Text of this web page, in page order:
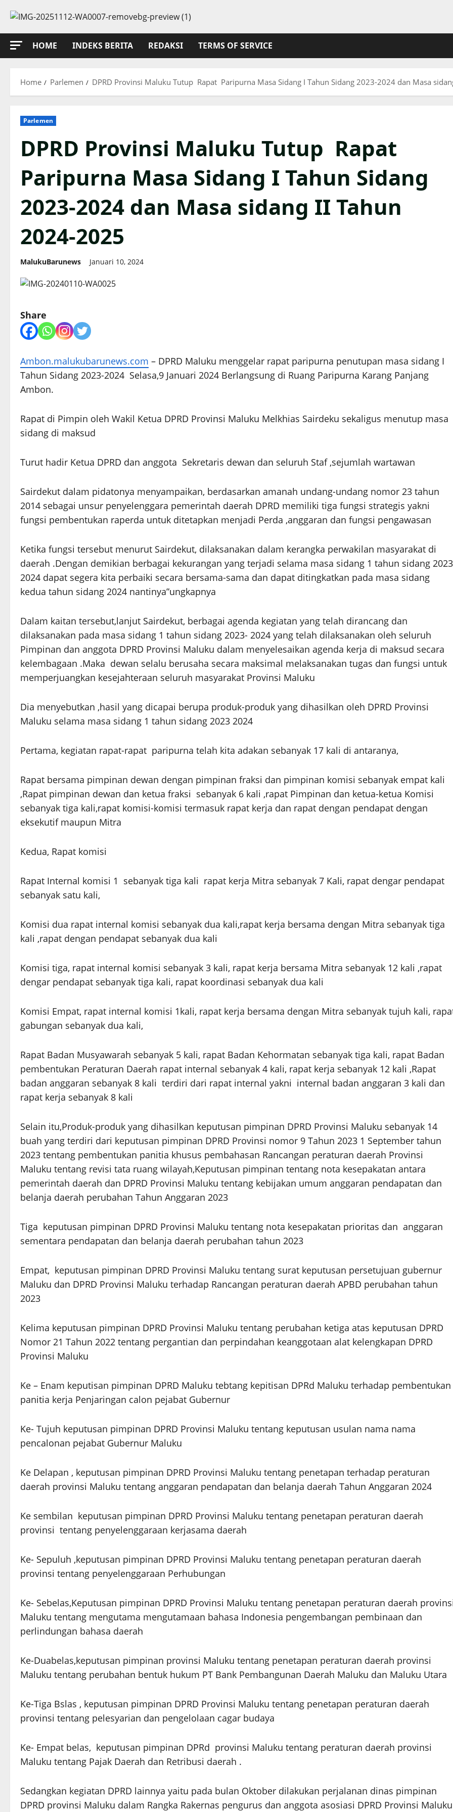
content
HOME
INDEKS BERITA REDAKSI TERMS OF SERVICE
Home Parlemen DPRD Provinsi Maluku Tutup Rapat Paripurna Masa Sidang I Tahun Sidang 2023-2024 dan Masa
Parlemen
DPRD Provinsi Maluku Tutup Rapat
Paripurna Masa Sidang I Tahun Sidang
2023-2024 dan Masa sidang II Tahun
2024-2025
MalukuBarunews Januari 10, 2024
Share
Ambon.malukubarunews.com – DPRD Maluku menggelar rapat paripurna penutupan masa sidang I
Tahun Sidang 2023-2024 Selasa,9 Januari 2024 Berlangsung di Ruang Paripurna Karang Panjang
Ambon.
Rapat di Pimpin oleh Wakil Ketua DPRD Provinsi Maluku Melkhias Sairdeku sekaligus menutup masa
sidang di maksud
Turut hadir Ketua DPRD dan anggota Sekretaris dewan dan seluruh Staf ,sejumlah wartawan
Sairdekut dalam pidatonya menyampaikan, berdasarkan amanah undang-undang nomor 23 tahun
2014 sebagai unsur penyelenggara pemerintah daerah DPRD memiliki tiga fungsi strategis yakni
fungsi pembentukan raperda untuk ditetapkan menjadi Perda ,anggaran dan fungsi pengawasan
Ketika fungsi tersebut menurut Sairdekut, dilaksanakan dalam kerangka perwakilan masyarakat di
daerah .Dengan demikian berbagai kekurangan yang terjadi selama masa sidang 1 tahun sidang
2024 dapat segera kita perbaiki secara bersama-sama dan dapat ditingkatkan pada masa sidang
kedua tahun sidang 2024 nantinya”ungkapnya
Dalam kaitan tersebut,lanjut Sairdekut, berbagai agenda kegiatan yang telah dirancang dan
dilaksanakan pada masa sidang 1 tahun sidang 2023- 2024 yang telah dilaksanakan oleh seluruh
Pimpinan dan anggota DPRD Provinsi Maluku dalam menyelesaikan agenda kerja di maksud secara
kelembagaan .Maka dewan selalu berusaha secara maksimal melaksanakan tugas dan fungsi untuk
memperjuangkan kesejahteraan seluruh masyarakat Provinsi Maluku
Dia menyebutkan ,hasil yang dicapai berupa produk-produk yang dihasilkan oleh DPRD Provinsi
Maluku selama masa sidang 1 tahun sidang 2023 2024
Pertama, kegiatan rapat-rapat paripurna telah kita adakan sebanyak 17 kali di antaranya,
Rapat bersama pimpinan dewan dengan pimpinan fraksi dan pimpinan komisi sebanyak empat kali
,Rapat pimpinan dewan dan ketua fraksi sebanyak 6 kali ,rapat Pimpinan dan ketua-ketua Komisi
sebanyak tiga kali,rapat komisi-komisi termasuk rapat kerja dan rapat dengan pendapat dengan
eksekutif maupun Mitra
Kedua, Rapat komisi
Rapat Internal komisi 1 sebanyak tiga kali rapat kerja Mitra sebanyak 7 Kali, rapat dengar pendapat
sebanyak satu kali,
Komisi dua rapat internal komisi sebanyak dua kali,rapat kerja bersama dengan Mitra sebanyak tiga
kali ,rapat dengan pendapat sebanyak dua kali
Komisi tiga, rapat internal komisi sebanyak 3 kali, rapat kerja bersama Mitra sebanyak 12 kali ,rapat
dengar pendapat sebanyak tiga kali, rapat koordinasi sebanyak dua kali
Komisi Empat, rapat internal komisi 1kali, rapat kerja bersama dengan Mitra sebanyak tujuh kali,
gabungan sebanyak dua kali,
Rapat Badan Musyawarah sebanyak 5 kali, rapat Badan Kehormatan sebanyak tiga kali, rapat Badan
pembentukan Peraturan Daerah rapat internal sebanyak 4 kali, rapat kerja sebanyak 12 kali ,Rapat
badan anggaran sebanyak 8 kali terdiri dari rapat internal yakni internal badan anggaran 3 kali dan
rapat kerja sebanyak 8 kali
Selain itu,Produk-produk yang dihasilkan keputusan pimpinan DPRD Provinsi Maluku sebanyak 14
buah yang terdiri dari keputusan pimpinan DPRD Provinsi nomor 9 Tahun 2023 1 September tahun
2023 tentang pembentukan panitia khusus pembahasan Rancangan peraturan daerah Provinsi
Maluku tentang revisi tata ruang wilayah,Keputusan pimpinan tentang nota kesepakatan antara
pemerintah daerah dan DPRD Provinsi Maluku tentang kebijakan umum anggaran pendapatan dan
belanja daerah perubahan Tahun Anggaran 2023
Tiga keputusan pimpinan DPRD Provinsi Maluku tentang nota kesepakatan prioritas dan anggaran
sementara pendapatan dan belanja daerah perubahan tahun 2023
Empat, keputusan pimpinan DPRD Provinsi Maluku tentang surat keputusan persetujuan gubernur
Maluku dan DPRD Provinsi Maluku terhadap Rancangan peraturan daerah APBD perubahan tahun
2023
Kelima keputusan pimpinan DPRD Provinsi Maluku tentang perubahan ketiga atas keputusan DPRD
Nomor 21 Tahun 2022 tentang pergantian dan perpindahan keanggotaan alat kelengkapan DPRD
Provinsi Maluku
Ke – Enam keputisan pimpinan DPRD Maluku tebtang kepitisan DPRd Maluku terhadap pembentukan
panitia kerja Penjaringan calon pejabat Gubernur
Ke- Tujuh keputusan pimpinan DPRD Provinsi Maluku tentang keputusan usulan nama nama
pencalonan pejabat Gubernur Maluku
Ke Delapan , keputusan pimpinan DPRD Provinsi Maluku tentang penetapan terhadap peraturan
daerah provinsi Maluku tentang anggaran pendapatan dan belanja daerah Tahun Anggaran 2024
Ke sembilan keputusan pimpinan DPRD Provinsi Maluku tentang penetapan peraturan daerah
provinsi tentang penyelenggaraan kerjasama daerah
Ke- Sepuluh ,keputusan pimpinan DPRD Provinsi Maluku tentang penetapan peraturan daerah
provinsi tentang penyelenggaraan Perhubungan
Ke- Sebelas,Keputusan pimpinan DPRD Provinsi Maluku tentang penetapan peraturan daerah
Maluku tentang mengutama mengutamaan bahasa Indonesia pengembangan pembinaan dan
perlindungan bahasa daerah
Ke-Duabelas,keputusan pimpinan provinsi Maluku tentang penetapan peraturan daerah provinsi
Maluku tentang perubahan bentuk hukum PT Bank Pembangunan Daerah Maluku dan Maluku Utara
Ke-Tiga Bslas , keputusan pimpinan DPRD Provinsi Maluku tentang penetapan peraturan daerah
provinsi tentang pelesyarian dan pengelolaan cagar budaya
Ke- Empat belas, keputusan pimpinan DPRd provinsi Maluku tentang peraturan daerah provinsi
Maluku tentang Pajak Daerah dan Retribusi daerah .
Sedangkan kegiatan DPRD lainnya yaitu pada bulan Oktober dilakukan perjalanan dinas pimpinan
DPRD provinsi Maluku dalam Rangka Rakernas pengurus dan anggota asosiasi DPRD Provinsi Maluku